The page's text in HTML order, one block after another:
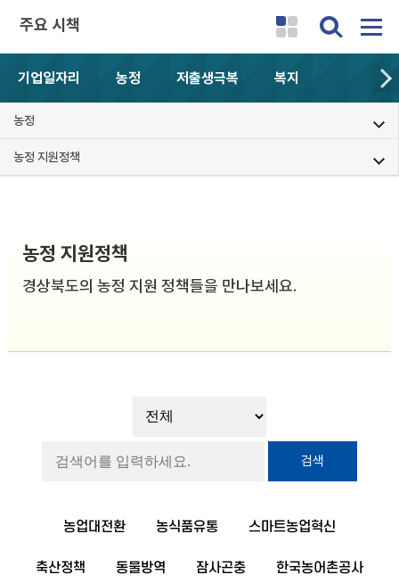
주요 시책
기업일자리 농정 저출생극복 복지
농정
농정 지원정책
농정 지원정책
경상북도의 농정 지원 정책들을 만나보세요.
검색
농업대전환 농식품유통 스마트농업혁신
축산정책 동물방역 잠사곤충 한국농어촌공사